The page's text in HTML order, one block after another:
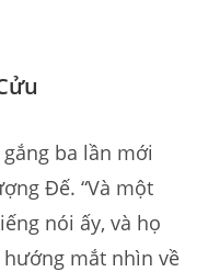
ba lần mới
Đế. “Và một
nói ấy, và họ
mắt nhìn về